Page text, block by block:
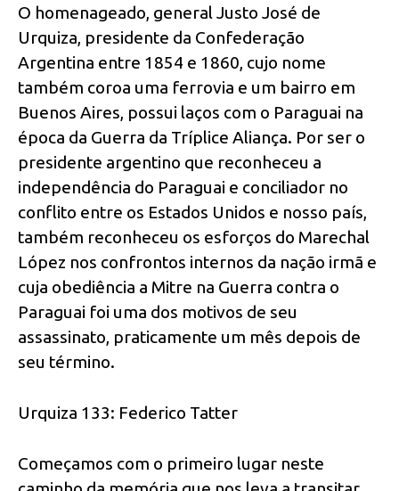
O homenageado, general Justo José de
Urquiza, presidente da Confederação
Argentina entre 1854 e 1860, cujo nome
também coroa uma ferrovia e um bairro em
Buenos Aires, possui laços com o Paraguai na
época da Guerra da Tríplice Aliança. Por ser o
presidente argentino que reconheceu a
independência do Paraguai e conciliador no
conflito entre os Estados Unidos e nosso país,
também reconheceu os esforços do Marechal
López nos confrontos internos da nação irmã e
cuja obediência a Mitre na Guerra contra o
Paraguai foi uma dos motivos de seu
assassinato, praticamente um mês depois de
seu término.
Urquiza 133: Federico Tatter
Começamos com o primeiro lugar neste